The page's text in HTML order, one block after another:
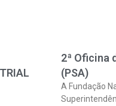
2ª Oficina
(PSA)
A Fundação